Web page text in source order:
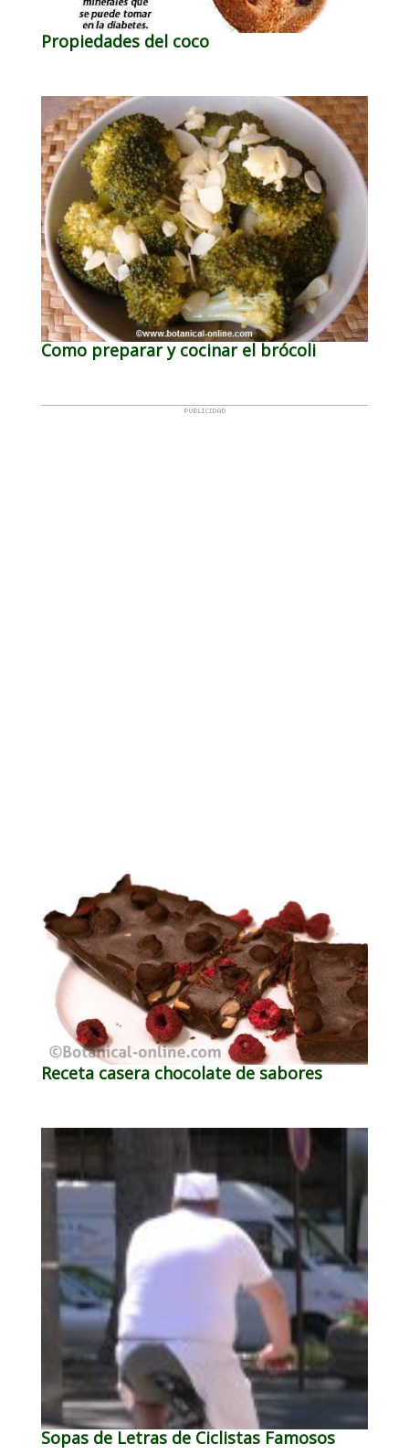
Propiedades del coco
Como preparar y cocinar el brócoli
Receta casera chocolate de sabores
Sopas de Letras de Ciclistas Famosos